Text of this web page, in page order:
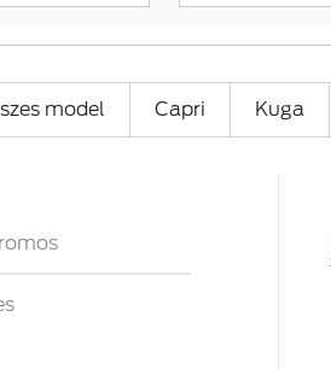
model Capri Kuga